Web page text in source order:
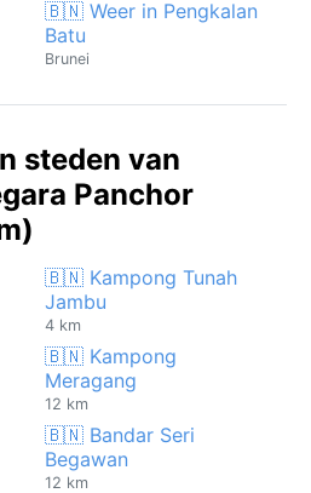
🇧🇳 Weer in Pengkalan
Batu
Brunei
steden van
Panchor
🇧🇳 Kampong Tunah
Jambu
4 km
🇧🇳 Kampong
Meragang
12 km
🇧🇳 Bandar Seri
Begawan
12 km